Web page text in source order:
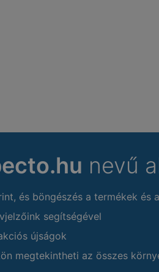
nevű
és böngészés a termékek és
segítségével
újságok
megtekintheti az összes